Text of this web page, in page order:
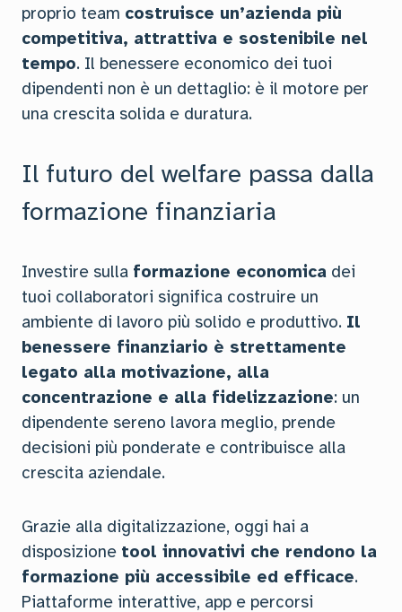
proprio team costruisce un’azienda più
competitiva, attrattiva e sostenibile nel
tempo. Il benessere economico dei tuoi
dipendenti non è un dettaglio: è il motore per
una crescita solida e duratura.
Il futuro del welfare passa dalla
formazione finanziaria
Investire sulla formazione economica dei
tuoi collaboratori significa costruire un
ambiente di lavoro più solido e produttivo. Il
benessere finanziario è strettamente
legato alla motivazione, alla
concentrazione e alla fidelizzazione: un
dipendente sereno lavora meglio, prende
decisioni più ponderate e contribuisce alla
crescita aziendale.
Grazie alla digitalizzazione, oggi hai a
disposizione tool innovativi che rendono la
formazione più accessibile ed efficace.
Piattaforme interattive, app e percorsi